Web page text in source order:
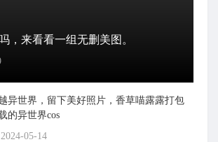
，来看看一组无删美图。
异世界，留下美好照片，香草喵露露打包
的异世界cos
2024-05-14